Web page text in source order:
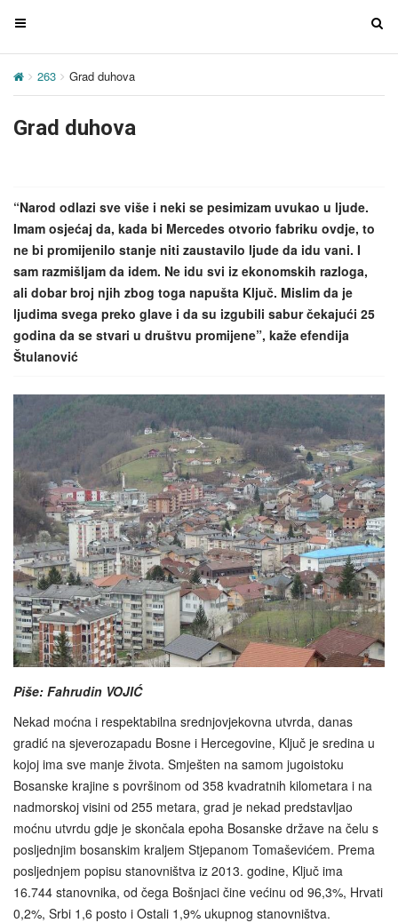
T
g
e
g
a
t
i
o
n
T
g
o
263 Grad duhova
Grad duhova
“Narod odlazi sve više i neki se pesimizam uvukao u ljude.
Imam osjećaj da, kada bi Mercedes otvorio fabriku ovdje, to
ne bi promijenilo stanje niti zaustavilo ljude da idu vani. I
sam razmišljam da idem. Ne idu svi iz ekonomskih razloga,
ali dobar broj njih zbog toga napušta Ključ. Mislim da je
ljudima svega preko glave i da su izgubili sabur čekajući 25
godina da se stvari u društvu promijene”, kaže efendija
Štulanović
Piše: Fahrudin VOJIĆ
Nekad moćna i respektabilna srednjovjekovna utvrda, danas
gradić na sjeverozapadu Bosne i Hercegovine, Ključ je sredina u
kojoj ima sve manje života. Smješten na samom jugoistoku
Bosanske krajine s površinom od 358 kvadratnih kilometara i na
nadmorskoj visini od 255 metara, grad je nekad predstavljao
moćnu utvrdu gdje je skončala epoha Bosanske države na čelu s
posljednjim bosanskim kraljem Stjepanom Tomaševićem. Prema
posljednjem popisu stanovništva iz 2013. godine, Ključ ima
16.744 stanovnika, od čega Bošnjaci čine većinu od 96,3%, Hrvati
0,2%, Srbi 1,6 posto i Ostali 1,9% ukupnog stanovništva.